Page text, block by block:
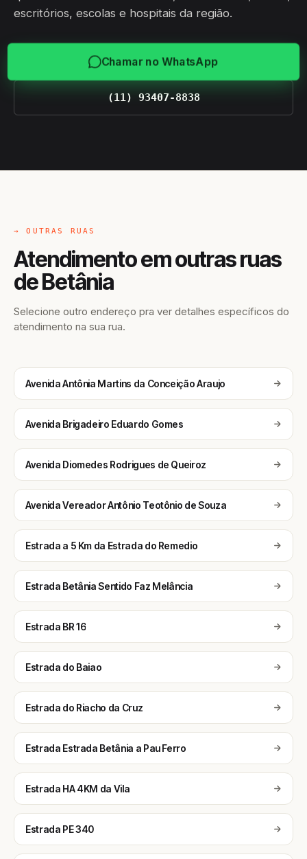
escritórios, escolas e hospitais da região.
Chamar no WhatsApp
(11) 93407-8838
→ OUTRAS RUAS
Atendimento em outras ruas
de Betânia
Selecione outro endereço pra ver detalhes específicos do
atendimento na sua rua.
Avenida Antônia Martins da Conceição Araujo
Avenida Brigadeiro Eduardo Gomes
Avenida Diomedes Rodrigues de Queiroz
Avenida Vereador Antônio Teotônio de Souza
Estrada a 5 Km da Estrada do Remedio
Estrada Betânia Sentido Faz Melância
Estrada BR 16
Estrada do Baiao
Estrada do Riacho da Cruz
Estrada Estrada Betânia a Pau Ferro
Estrada HA 4KM da Vila
Estrada PE 340